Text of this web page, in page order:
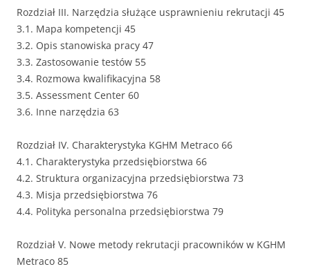
Rozdział III. Narzędzia służące usprawnieniu rekrutacji 45
3.1. Mapa kompetencji 45
3.2. Opis stanowiska pracy 47
3.3. Zastosowanie testów 55
3.4. Rozmowa kwalifikacyjna 58
3.5. Assessment Center 60
3.6. Inne narzędzia 63
Rozdział IV. Charakterystyka KGHM Metraco 66
4.1. Charakterystyka przedsiębiorstwa 66
4.2. Struktura organizacyjna przedsiębiorstwa 73
4.3. Misja przedsiębiorstwa 76
4.4. Polityka personalna przedsiębiorstwa 79
Rozdział V. Nowe metody rekrutacji pracowników w KGHM
Metraco 85